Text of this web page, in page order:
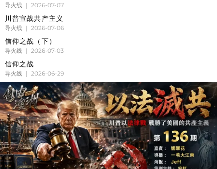
导火线 2026-07-07
川普宣战共产主义
导火线 2026-07-06
信仰之战（下）
导火线 2026-07-03
信仰之战
导火线 2026-06-29